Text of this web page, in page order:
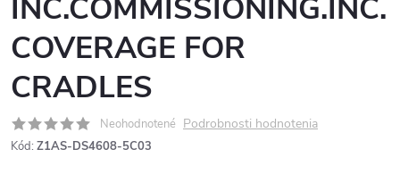
INC.COMMISSIONING.INC.
COVERAGE FOR
CRADLES
Neohodnotené Podrobnosti hodnotenia
Kód: Z1AS-DS4608-5C03